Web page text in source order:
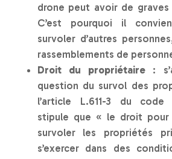
drone peut avoir de graves
C’est pourquoi il
survoler d’autres
rassemblements de
Droit du propriétaire :
question du survol des
l’article L.611-3 du
stipule que « le droit pour
survoler les propriétés
s’exercer dans des